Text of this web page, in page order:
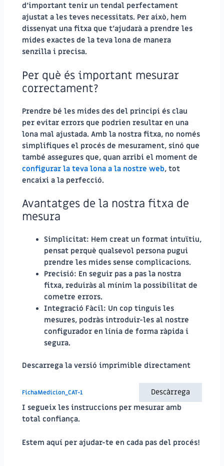
d’important tenir un tendal perfectament
ajustat a les teves necessitats. Per això, hem
dissenyat unafitxa que t’ajudarà a prendre les
mides exactes de la teva lona de manera
senzilla i precisa.
Per què és important mesurar
correctament?
Prendre bé les mides des del principi és clau
per evitar errors que podrien resultar en una
lona mal ajustada. Amb la nostra fitxa, no només
simplifiques el procés de mesurament, sinó que
també assegures que, quan arribi el moment de
configurar la teva lona a la nostre web, tot
encaixi a la perfecció.
Avantatges de la nostra fitxa de
mesura
Simplicitat: Hem creat un format intuïtiu,
pensat perquè qualsevol persona pugui
prendre les mides sense complicacions.
Precisió: En seguir pas a pas la nostra
fitxa, reduiràs al mínim la possibilitat de
cometre errors.
Integració Fàcil: Un cop tinguis les
mesures, podràs introduir-les al nostre
configurador en línia de forma ràpida i
segura.
Descarrega la versió imprimible directament
FichaMedicion_CAT-1
Descàrrega
I segueix les instruccions per mesurar amb
total confiança.
Estem aquí per ajudar-te en cada pas del procés!